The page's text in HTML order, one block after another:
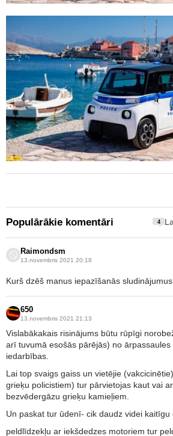
Populārākie komentāri 4
Raimondsm
13.novembris 2021 20:18
Kurš dzēš manus iepazīšanās
650
13.novembris 2021 21:13
Vislabākakais risinājums būtu rūpīgi
arī tuvumā esošās pārējās) no
iedarbības.
Lai top svaigs gaiss un vietējie
grieķu policistiem) tur pārvietojas kaut vai
bezvēdergāzu grieķu kamieļiem.
Un paskat tur ūdenī- cik daudz videi kaitīgu
peldlīdzekļu ar iekšdedzes motoriem tur